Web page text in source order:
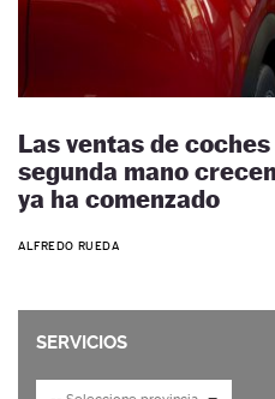
Las ventas de
segunda mano
ya ha comenzado
ALFREDO RUEDA